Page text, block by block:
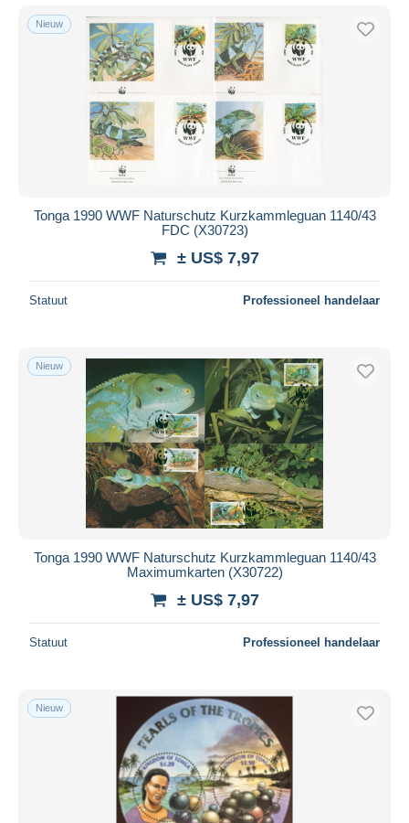
Nieuw
Tonga 1990 WWF Naturschutz Kurzkammleguan 1140/43
FDC (X30723)
± US$ 7,97
Statuut Professioneel handelaar
Nieuw
Tonga 1990 WWF Naturschutz Kurzkammleguan 1140/43
Maximumkarten (X30722)
± US$ 7,97
Statuut Professioneel handelaar
Nieuw